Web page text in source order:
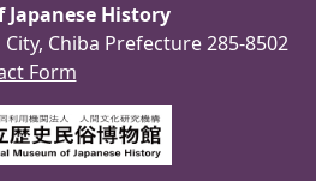
History
Chiba Prefecture 285-8502
Form